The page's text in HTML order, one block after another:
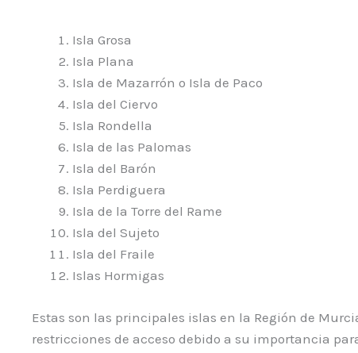
Isla Grosa
Isla Plana
Isla de Mazarrón o Isla de Paco
Isla del Ciervo
Isla Rondella
Isla de las Palomas
Isla del Barón
Isla Perdiguera
Isla de la Torre del Rame
Isla del Sujeto
Isla del Fraile
Islas Hormigas
Estas son las principales islas en la Región de
restricciones de acceso debido a su importancia